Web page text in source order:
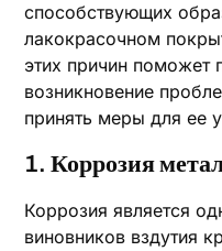
способствующих
лакокрасочном
этих причин поможет
возникновение
принять меры для ее
1. Коррозия
Коррозия является
виновников вздутия